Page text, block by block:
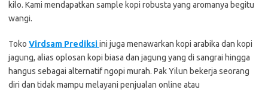
kilo. Kami mendapatkan sample kopi robusta yang aromanya begitu
wangi.
Toko Virdsam Prediksiini juga menawarkan kopi arabika dan kopi
jagung, alias oplosan kopi biasa dan jagung yang di sangrai hingga
hangus sebagai alternatif ngopi murah. Pak Yilun bekerja seorang
diri dan tidak mampu melayani penjualan online atau